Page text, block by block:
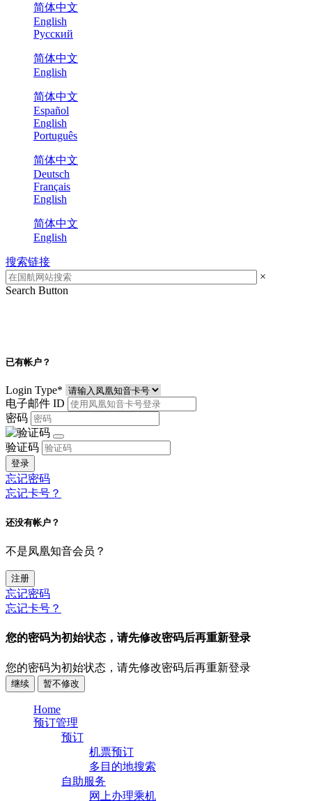
简体中文
English
Русский
简体中文
English
简体中文
Español
English
Português
简体中文
Deutsch
Français
English
简体中文
English
搜索链接
×
Search Button
已有帐户？
Login Type*
电子邮件 ID
密码
验证码
登录
忘记密码
忘记卡号？
还没有帐户？
不是凤凰知音会员？
注册
忘记密码
忘记卡号？
您的密码为初始状态，请先修改密码后再重新登录
您的密码为初始状态，请先修改密码后再重新登录
继续 暂不修改
Home
预订管理
预订
机票预订
多目的地搜索
自助服务
网上办理乘机